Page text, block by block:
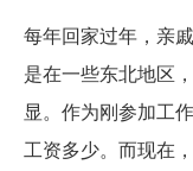
每年回家过年，亲
是在一些东北地区
显。作为刚参加工
工资多少。而现在